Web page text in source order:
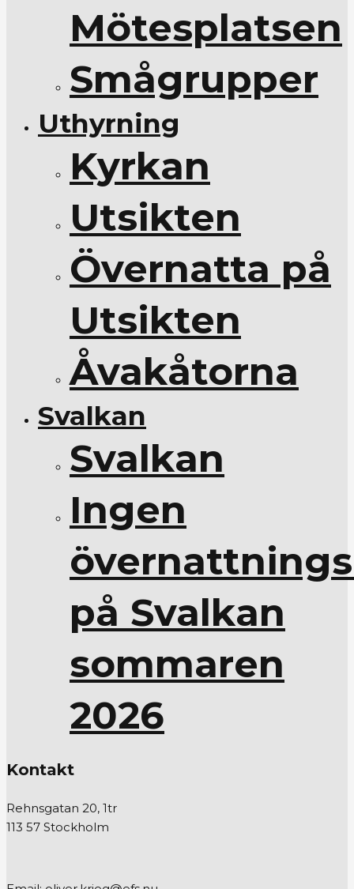
Mötesplatsen
Smågrupper
Uthyrning
Kyrkan
Utsikten
Övernatta på
Utsikten
Åvakåtorna
Svalkan
Svalkan
Ingen
på Svalkan
sommaren
2026
Kontakt
Rehnsgatan 20, 1tr
113 57 Stockholm